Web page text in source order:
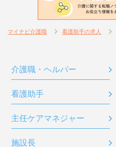
マイナビ介護職 看護助手の求人
介護職・ヘルパー
看護助手
主任ケアマネジャー
施設長